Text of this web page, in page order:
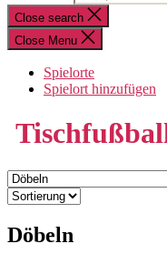
Close search
Close Menu
Spielorte
Spielort hinzufügen
Döbeln